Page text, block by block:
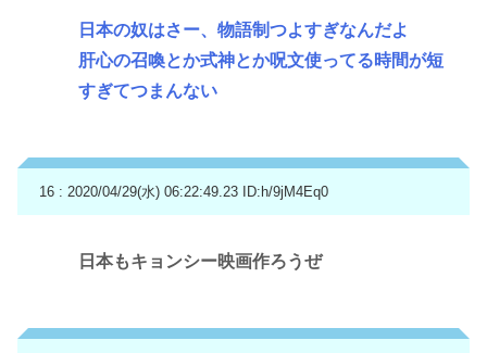
日本の奴はさー、物語制つよすぎなんだよ
肝心の召喚とか式神とか呪文使ってる時間が短
すぎてつまんない
16 : 2020/04/29(水) 06:22:49.23 ID:h/9jM4Eq0
日本もキョンシー映画作ろうぜ